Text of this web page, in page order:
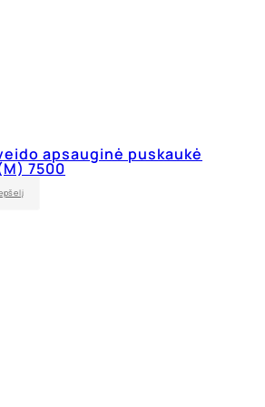
apsauginė puskaukė
7500